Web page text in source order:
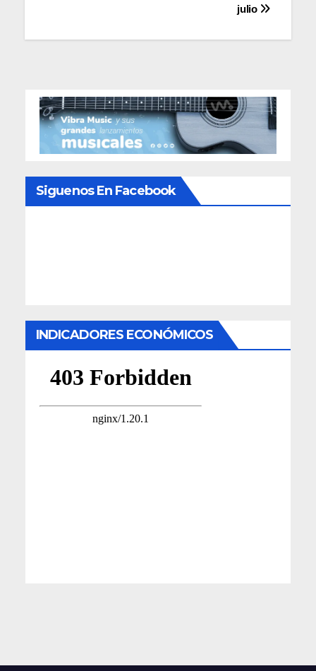
julio
Siguenos En Facebook
INDICADORES ECONÓMICOS